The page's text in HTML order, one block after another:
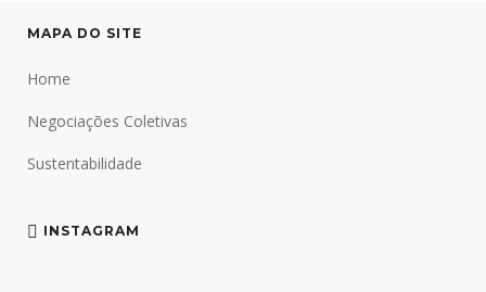
MAPA DO SITE
Home
Negociações Coletivas
Sustentabilidade
INSTAGRAM